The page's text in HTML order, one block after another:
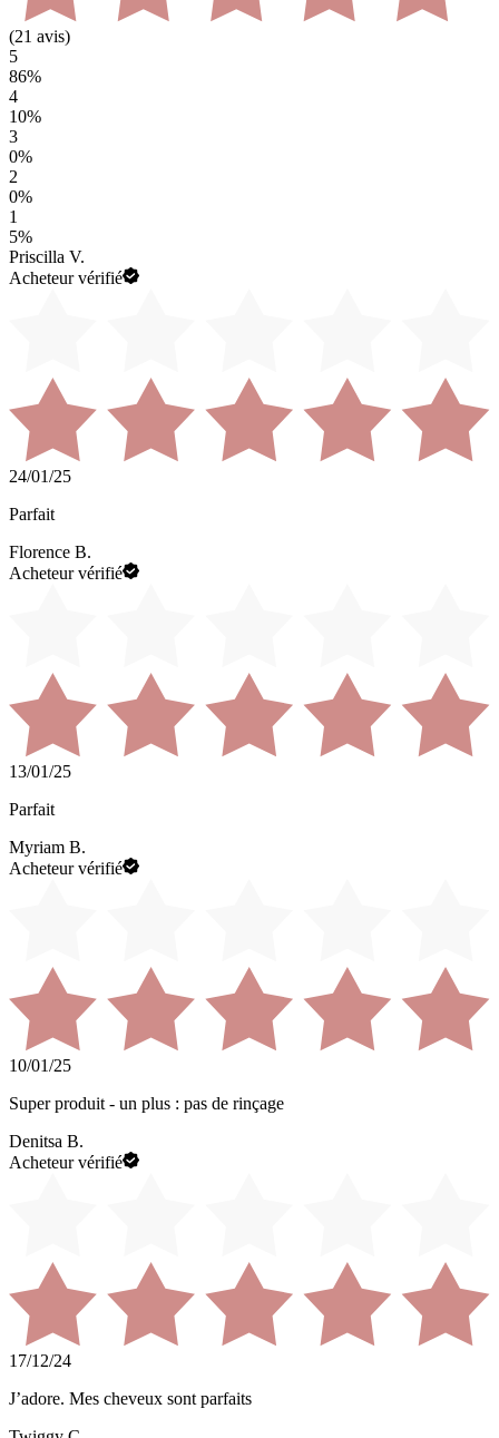
(21 avis)
5
86%
4
10%
3
0%
2
0%
1
5%
Priscilla V.
Acheteur vérifié
24/01/25
Parfait
Florence B.
Acheteur vérifié
13/01/25
Parfait
Myriam B.
Acheteur vérifié
10/01/25
Super produit - un plus : pas de rinçage
Denitsa B.
Acheteur vérifié
17/12/24
J’adore. Mes cheveux sont parfaits